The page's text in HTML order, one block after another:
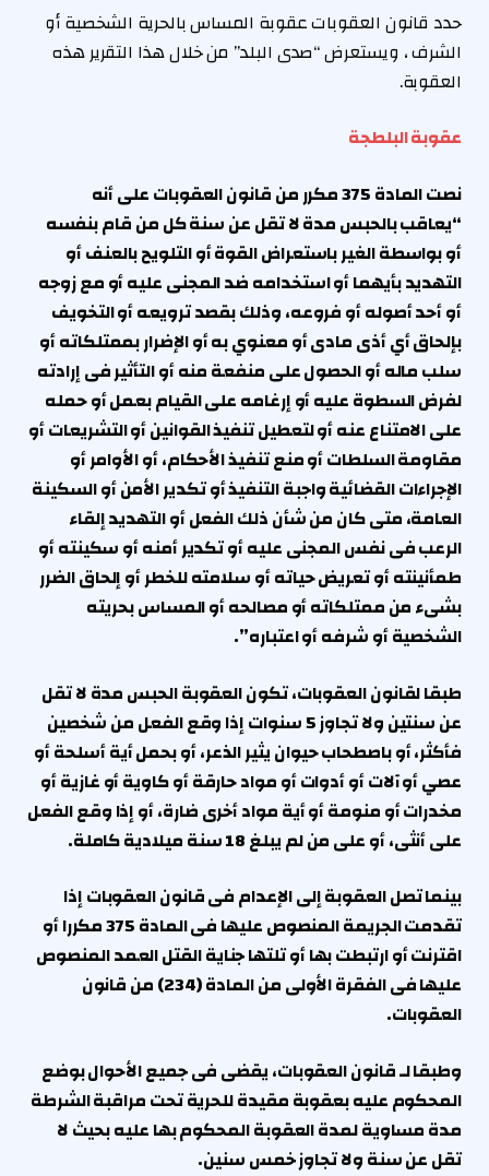
حدد قانون العقوبات عقوبة المساس بالحرية الشخصية أو
الشرف ، ويستعرض “صدى البلد” من خلال هذا التقرير هذه
العقوبة.
عقوبة البلطجة
نصت المادة 375 مكرر من قانون العقوبات على أنه
“يعاقب بالحبس مدة لا تقل عن سنة كل من قام بنفسه
أو بواسطة الغير باستعراض القوة أو التلويح بالعنف أو
التهديد بأيهما أو استخدامه ضد المجنى عليه أو مع زوجه
أو أحد أصوله أو فروعه، وذلك بقصد ترويعه أو التخويف
بإلحاق أي أذى مادى أو معنوي به أو الإضرار بممتلكاته أو
سلب ماله أو الحصول على منفعة منه أو التأثير فى إرادته
لفرض السطوة عليه أو إرغامه على القيام بعمل أو حمله
على الامتناع عنه أو لتعطيل تنفيذ القوانين أو التشريعات أو
مقاومة السلطات أو منع تنفيذ الأحكام، أو الأوامر أو
الإجراءات القضائية واجبة التنفيذ أو تكدير الأمن أو السكينة
العامة، متى كان من شأن ذلك الفعل أو التهديد إلقاء
الرعب فى نفس المجنى عليه أو تكدير أمنه أو سكينته أو
طمأنينته أو تعريض حياته أو سلامته للخطر أو إلحاق الضرر
بشىء من ممتلكاته أو مصالحه أو المساس بحريته
الشخصية أو شرفه أو اعتباره”.
طبقا لقانون العقوبات، تكون العقوبة الحبس مدة لا تقل
عن سنتين ولا تجاوز 5 سنوات إذا وقع الفعل من شخصين
فأكثر، أو باصطحاب حيوان يثير الذعر، أو بحمل أية أسلحة أو
عصي أو آلات أو أدوات أو مواد حارقة أو كاوية أو غازية أو
مخدرات أو منومة أو أية مواد أخرى ضارة، أو إذا وقع الفعل
على أنثى، أو على من لم يبلغ 18 سنة ميلادية كاملة.
بينما تصل العقوبة إلى الإعدام فى قانون العقوبات إذا
تقدمت الجريمة المنصوص عليها فى المادة 375 مكررا أو
اقترنت أو ارتبطت بها أو تلتها جناية القتل العمد المنصوص
عليها فى الفقرة الأولى من المادة (234) من قانون
العقوبات.
وطبقا لـ قانون العقوبات، يقضى فى جميع الأحوال بوضع
المحكوم عليه بعقوبة مقيدة للحرية تحت مراقبة الشرطة
مدة مساوية لمدة العقوبة المحكوم بها عليه بحيث لا
تقل عن سنة ولا تجاوز خمس سنين.